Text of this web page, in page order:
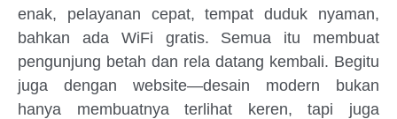
enak, pelayanan cepat, tempat duduk nyaman,
bahkan ada WiFi gratis. Semua itu membuat
pengunjung betah dan rela datang kembali. Begitu
juga dengan website—desain modern bukan
hanya membuatnya terlihat keren, tapi juga